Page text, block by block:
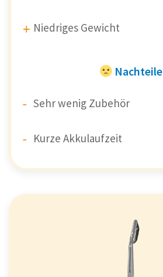
Niedriges Gewicht
Nachteile
Sehr wenig Zubehör
Kurze Akkulaufzeit